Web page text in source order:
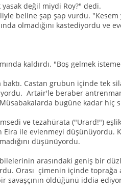
değil miydi Roy?" dedi.
beline şap şap vurdu.
olmadığını kastediyordu ve
kaldırdı. "Boş gelmek
Castan grubun içinde tek
Artair'le beraber
bugüne kadar hiç
ve tezahürata ("Urard!")
Eira ile evlenmeyi düşünüyordu.
düşünüyordu.
arasındaki geniş bir
Orası çimenin içinde
savaşçının öldüğünü iddia